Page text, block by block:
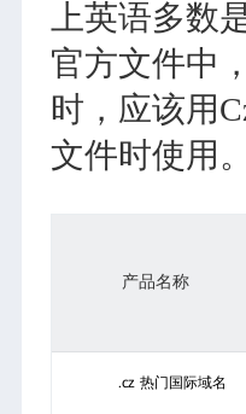
上英语多数
官方文件中
时，应该用
文件时使用
产品名称
.cz 热门国际域名